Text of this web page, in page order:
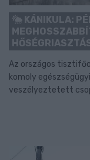
KÁNIKULA:
Az országos
komoly
veszélyeztetett